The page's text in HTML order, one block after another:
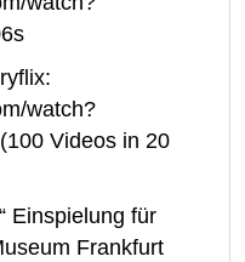
watch?
Videos in 20
Einspielung für
Frankfurt